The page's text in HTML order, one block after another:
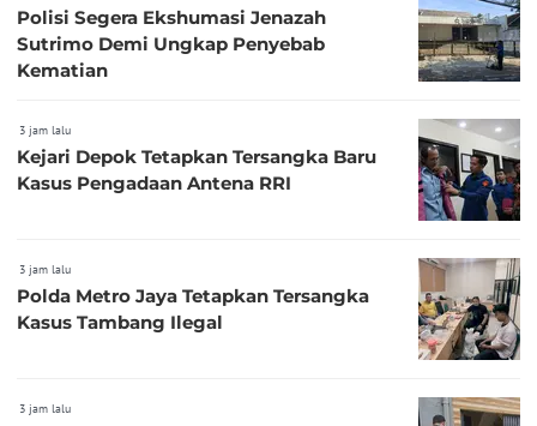
Polisi Segera Ekshumasi Jenazah
Sutrimo Demi Ungkap Penyebab
Kematian
3 jam lalu
Kejari Depok Tetapkan Tersangka Baru
Kasus Pengadaan Antena RRI
3 jam lalu
Polda Metro Jaya Tetapkan Tersangka
Kasus Tambang Ilegal
3 jam lalu